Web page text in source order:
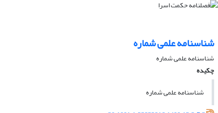
شناسنامه علمی شماره
شناسنامه علمی شماره
چکیده
شناسنامه علمی شماره